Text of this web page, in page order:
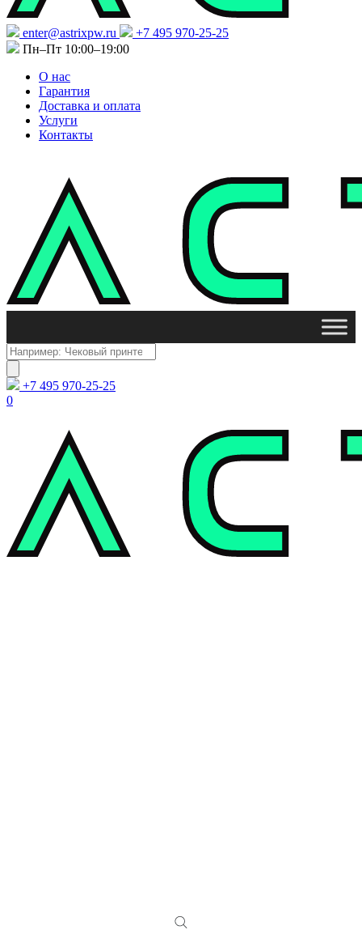
enter@astrixpw.ru
+7 495 970-25-25
Пн–Пт 10:00–19:00
О нас
Гарантия
Доставка и оплата
Услуги
Контакты
Поиск
товаров
+7 495 970-25-25
0